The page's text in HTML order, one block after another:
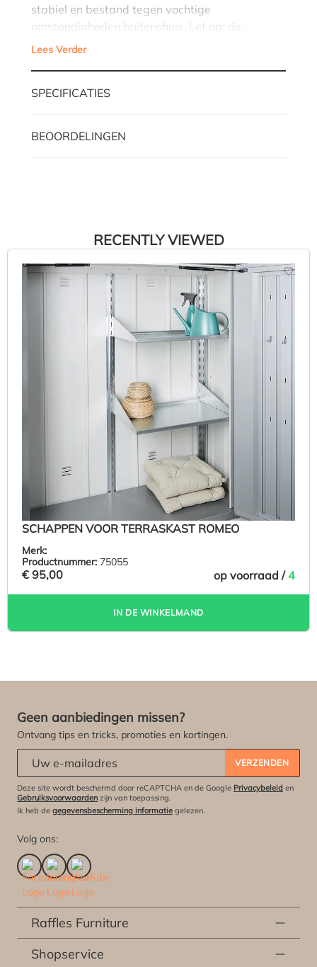
stabiel en bestand tegen vochtige
omstandigheden buitenshuis. Let op: de…
Lees Verder
SPECIFICATIES
BEOORDELINGEN
RECENTLY VIEWED
SCHAPPEN VOOR TERRASKAST ROMEO
Merk:
Productnummer: 75055
€ 95,00 op voorraad /4
IN DE WINKELMAND
Geen aanbiedingen missen?
Ontvang tips en tricks, promoties en kortingen.
VERZENDEN
Deze site wordt beschermd door reCAPTCHA en de Google Privacybeleid en
Gebruiksvoorwaarden zijn van toepassing.
Ik heb de gegevensbescherming informatie gelezen.
Volg ons:
Raffles Furniture
Shopservice